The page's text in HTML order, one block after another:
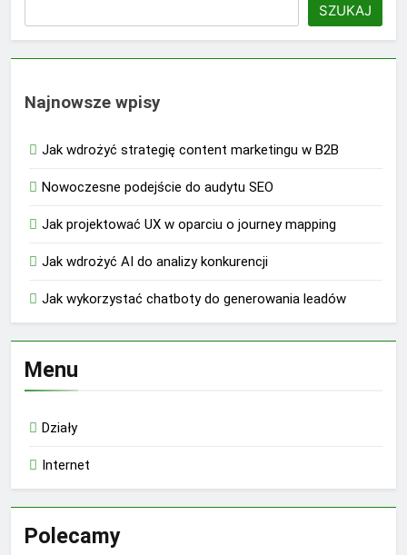
SZUKAJ
Najnowsze wpisy
Jak wdrożyć strategię content marketingu w B2B
Nowoczesne podejście do audytu SEO
Jak projektować UX w oparciu o journey mapping
Jak wdrożyć AI do analizy konkurencji
Jak wykorzystać chatboty do generowania leadów
Menu
Działy
Internet
Polecamy